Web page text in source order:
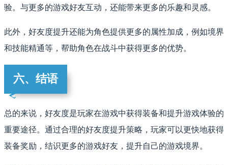
验。与更多的游戏好友互动，还能带来更多的乐趣和灵感。
此外，好友度提升还能为角色提供更多的属性加成，例如境界
和技能精通等，帮助角色在战斗中获得更多的优势。
六、结语
总的来说，好友度是玩家在游戏中获得装备和提升游戏体验的
重要途径。通过合理的好友度提升策略，玩家可以更快地获得
装备奖励，结识更多的游戏好友，提升自己的游戏境界。